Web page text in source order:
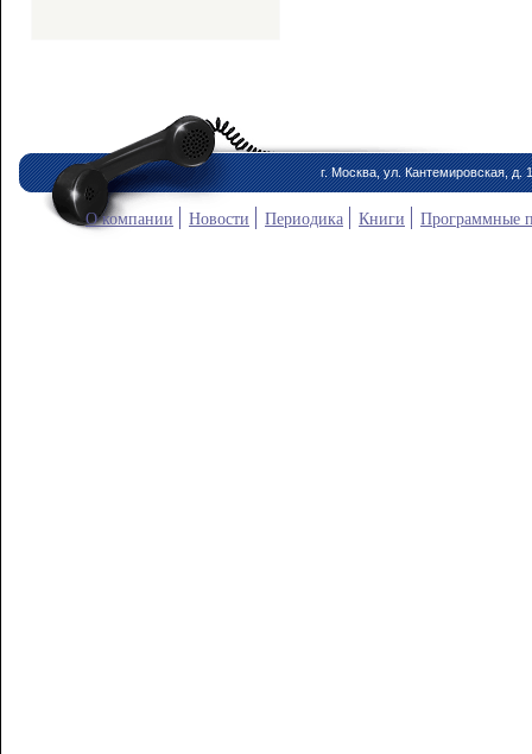
г. Москва, ул. Кантемировская, д.
О компании Новости Периодика Книги Программные